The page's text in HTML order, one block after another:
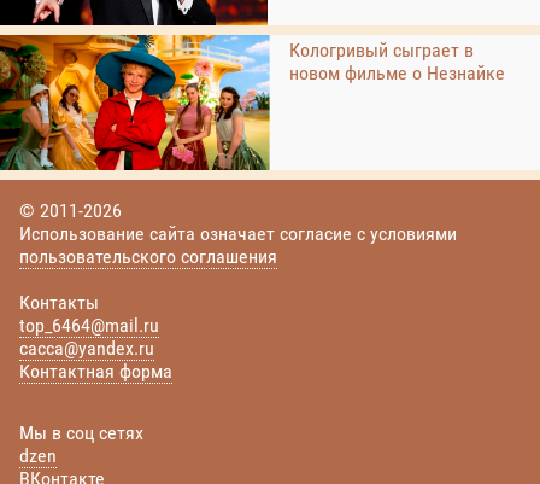
Кологривый сыграет в
новом фильме о Незнайке
© 2011-2026
Использование сайта означает согласие с условиями
пользовательского соглашения
Контакты
top_6464@mail.ru
cacca@yandex.ru
Контактная форма
Мы в соц сетях
dzen
ВКонтакте